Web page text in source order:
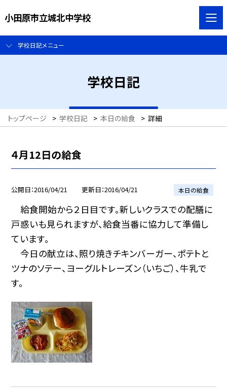
小田原市立城北中学校
学校日記メニュー
学校日記
トップページ > 学校日記 > 本日の給食 > 詳細
４月12日の給食
公開日 2016/04/21 更新日 2016/04/21 本日の給食
給食開始から２日目です。新しいクラスでの配膳に
戸惑いも見られますが、給食当番に協力して準備し
ています。
今日の献立は、照り焼きチキンバーガー、ポテトと
ツナのソテー、ヨーグルトレーズン（いちご）、牛乳で
す。